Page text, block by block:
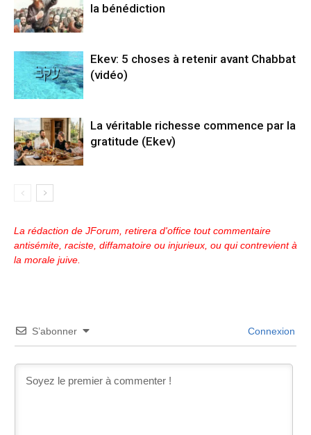
la bénédiction
Ekev: 5 choses à retenir avant Chabbat
(vidéo)
La véritable richesse commence par la
gratitude (Ekev)
La rédaction de JForum, retirera d'office tout commentaire
antisémite, raciste, diffamatoire ou injurieux, ou qui contrevient à
la morale juive.
S’abonner Connexion